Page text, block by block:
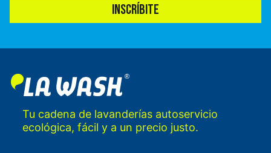
INSCRÍBITE
Tu cadena de lavanderías autoservicio
ecológica, fácil y a un precio justo.